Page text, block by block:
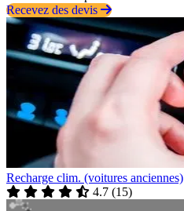
Recevez des devis
Recharge clim. (voitures anciennes)
4.7 (15)